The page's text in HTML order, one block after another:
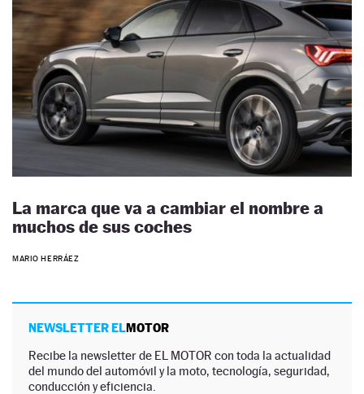
La marca que va a cambiar el nombre a
muchos de sus coches
MARIO HERRÁEZ
NEWSLETTER ELMOTOR
Recibe la newsletter de EL MOTOR con toda la actualidad
del mundo del automóvil y la moto, tecnología, seguridad,
conducción y eficiencia.